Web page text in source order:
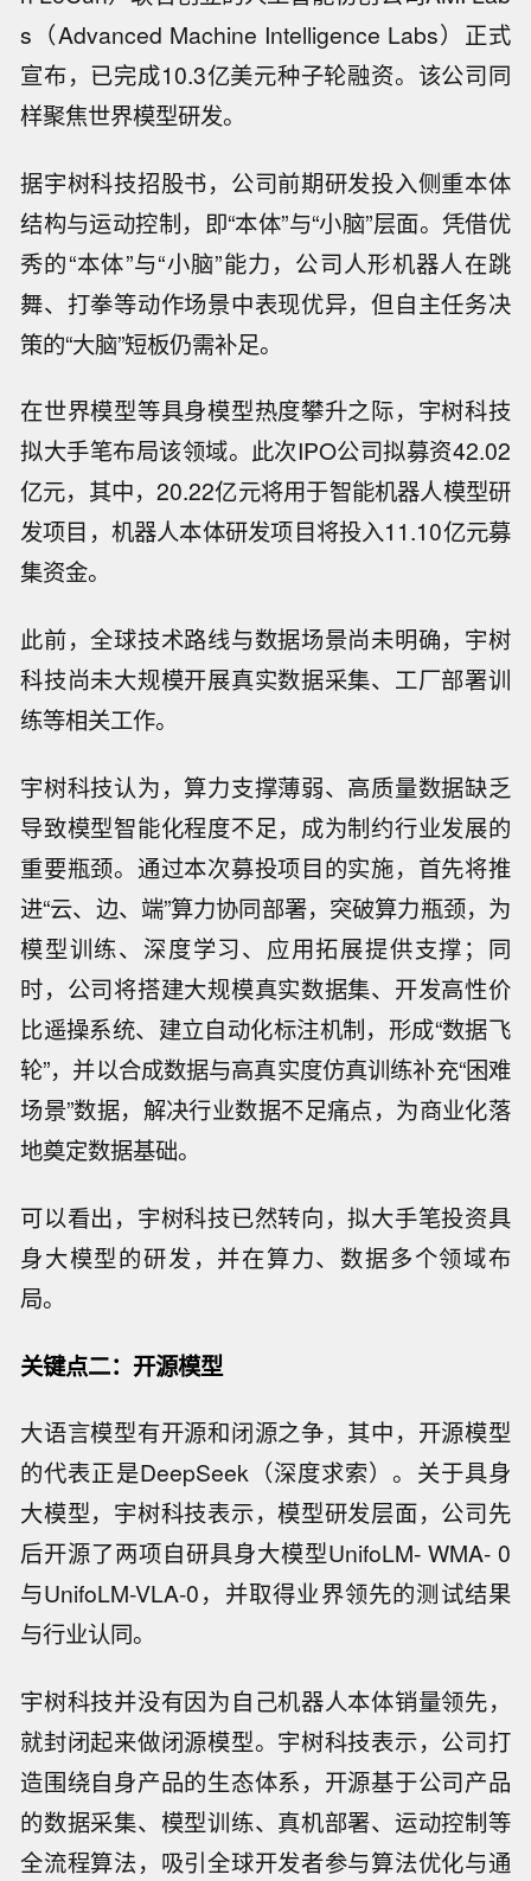
s（Advanced Machine Intelligence Labs）正式
宣布，已完成10.3亿美元种子轮融资。该公司同
样聚焦世界模型研发。
据宇树科技招股书，公司前期研发投入侧重本体
结构与运动控制，即“本体”与“小脑”层面。凭借优
秀的“本体”与“小脑”能力，公司人形机器人在跳
舞、打拳等动作场景中表现优异，但自主任务决
策的“大脑”短板仍需补足。
在世界模型等具身模型热度攀升之际，宇树科技
拟大手笔布局该领域。此次IPO公司拟募资42.02
亿元，其中，20.22亿元将用于智能机器人模型研
发项目，机器人本体研发项目将投入11.10亿元募
集资金。
此前，全球技术路线与数据场景尚未明确，宇树
科技尚未大规模开展真实数据采集、工厂部署训
练等相关工作。
宇树科技认为，算力支撑薄弱、高质量数据缺乏
导致模型智能化程度不足，成为制约行业发展的
重要瓶颈。通过本次募投项目的实施，首先将推
进“云、边、端”算力协同部署，突破算力瓶颈，为
模型训练、深度学习、应用拓展提供支撑；同
时，公司将搭建大规模真实数据集、开发高性价
比遥操系统、建立自动化标注机制，形成“数据飞
轮”，并以合成数据与高真实度仿真训练补充“困难
场景”数据，解决行业数据不足痛点，为商业化落
地奠定数据基础。
可以看出，宇树科技已然转向，拟大手笔投资具
身大模型的研发，并在算力、数据多个领域布
局。
关键点二：开源模型
大语言模型有开源和闭源之争，其中，开源模型
的代表正是DeepSeek（深度求索）。关于具身
大模型，宇树科技表示，模型研发层面，公司先
后开源了两项自研具身大模型UnifoLM- WMA- 0
与UnifoLM-VLA-0，并取得业界领先的测试结果
与行业认同。
宇树科技并没有因为自己机器人本体销量领先，
就封闭起来做闭源模型。宇树科技表示，公司打
造围绕自身产品的生态体系，开源基于公司产品
的数据采集、模型训练、真机部署、运动控制等
全流程算法，吸引全球开发者参与算法优化与通